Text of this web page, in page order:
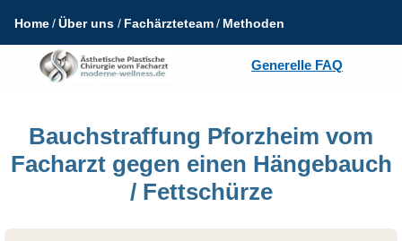
Generelle FAQ
Home Über uns Fachärzteteam Methoden
Bauchstraffung Pforzheim vom
Facharzt gegen einen Hängebauch
/ Fettschürze